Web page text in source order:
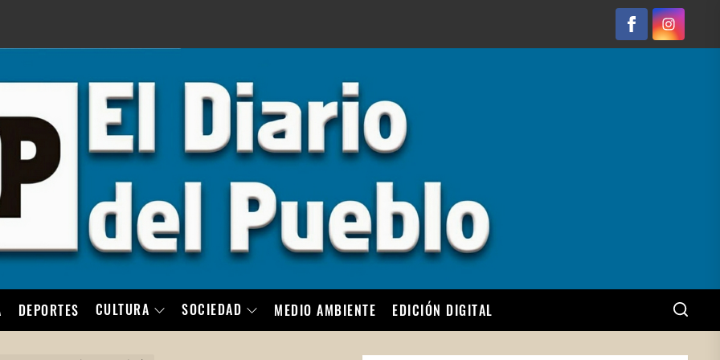
FacebookInstagram
DEPORTES CULTURA SOCIEDAD MEDIO AMBIENTE EDICIÓN DIGITAL